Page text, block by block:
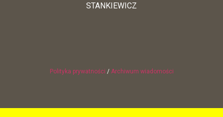
STANKIEWICZ
Polityka prywatności / Archiwum wiadomości